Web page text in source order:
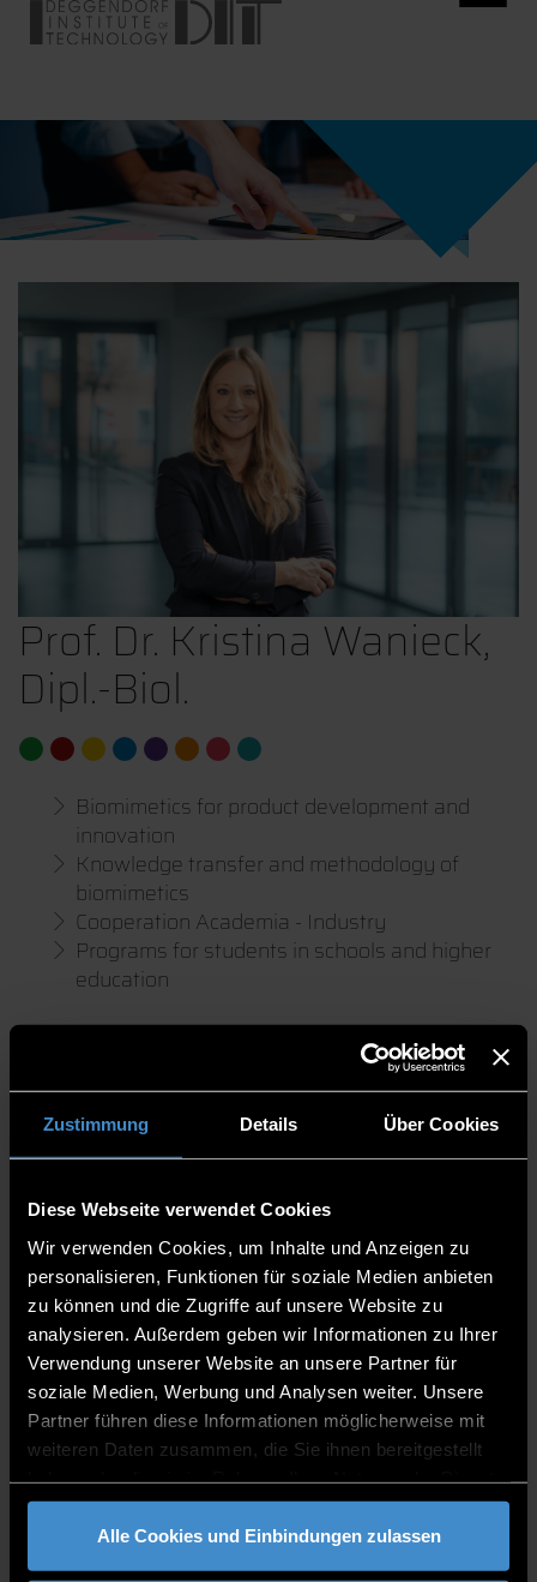
Zustimmung Details Über Cookies
Diese Webseite verwendet Cookies
Wir verwenden Cookies, um Inhalte und Anzeigen zu
personalisieren, Funktionen für soziale Medien anbieten
zu können und die Zugriffe auf unsere Website zu
analysieren. Außerdem geben wir Informationen zu Ihrer
Verwendung unserer Website an unsere Partner für
soziale Medien, Werbung und Analysen weiter. Unsere
Partner führen diese Informationen möglicherweise mit
weiteren Daten zusammen, die Sie ihnen bereitgestellt
gesammelt haben.
Alle Cookies und Einbindungen zulassen
Prof. Dr. Kristina Wanieck,
Dipl.-Biol.
Biomimetics for product development and
innovation
Knowledge transfer and methodology of
biomimetics
Cooperation Academia - Industry
Programs for students in schools and higher
education
Applied Computer Science & Bionics - Technology
Campus Freyung
Academic Director
Professor for Biomimetics and innovation
TCF
08551/91764-51
PUBLICATIONS